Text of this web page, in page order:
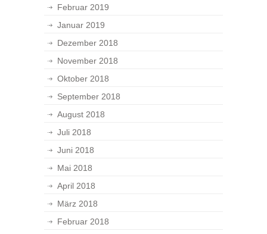
Februar 2019
Januar 2019
Dezember 2018
November 2018
Oktober 2018
September 2018
August 2018
Juli 2018
Juni 2018
Mai 2018
April 2018
März 2018
Februar 2018